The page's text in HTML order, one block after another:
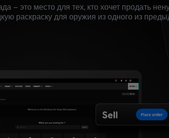
– это место для тех, кто хочет продать
раскраску для оружия из одного из